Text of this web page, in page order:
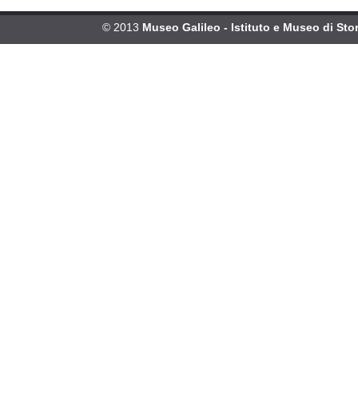
© 2013 Museo Galileo - Istituto e Museo di